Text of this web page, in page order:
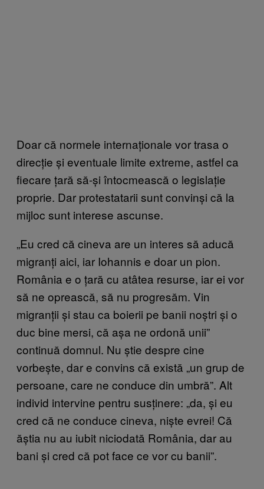
Doar că normele internaționale vor trasa o
direcție și eventuale limite extreme, astfel ca
fiecare țară să-și întocmească o legislație
proprie. Dar protestatarii sunt convinși că la
mijloc sunt interese ascunse.
„Eu cred că cineva are un interes să aducă
migranți aici, iar Iohannis e doar un pion.
România e o țară cu atâtea resurse, iar ei vor
să ne oprească, să nu progresăm. Vin
migranții și stau ca boierii pe banii noștri și o
duc bine mersi, că așa ne ordonă unii”
continuă domnul. Nu știe despre cine
vorbește, dar e convins că există „un grup de
persoane, care ne conduce din umbră”. Alt
individ intervine pentru susținere: „da, și eu
cred că ne conduce cineva, niște evrei! Că
ăștia nu au iubit niciodată România, dar au
bani și cred că pot face ce vor cu banii”.